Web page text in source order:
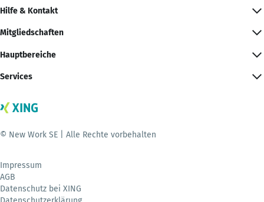
Hilfe & Kontakt
Mitgliedschaften
Hauptbereiche
Services
© New Work SE | Alle Rechte vorbehalten
Impressum
AGB
Datenschutz bei XING